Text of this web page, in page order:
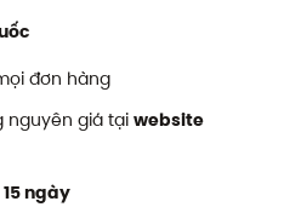
đơn hàng
nguyên giá tại website
ngày